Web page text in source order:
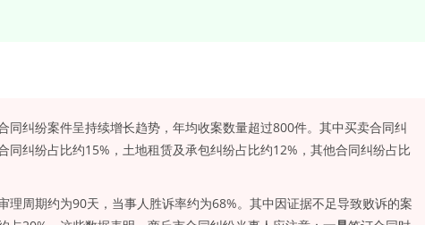
同纠纷案件呈持续增长趋势，年均收案数量超过800件。其中买卖合同纠
纠纷占比约15%，土地租赁及承包纠纷占比约12%，其他合同纠纷占比
理周期约为90天，当事人胜诉率约为68%。其中因证据不足导致败诉的案